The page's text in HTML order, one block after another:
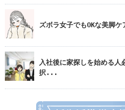
ズボラ女子でもOKな美脚ケ
入社後に家探しを始める
択...